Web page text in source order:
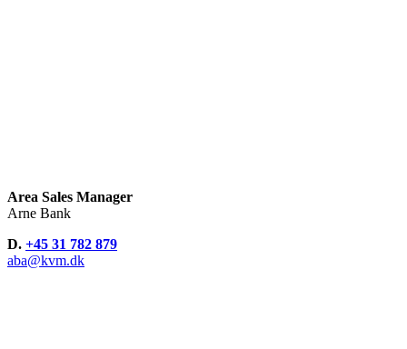
Area Sales Manager
Arne Bank
D. +45 31 782 879
aba@kvm.dk